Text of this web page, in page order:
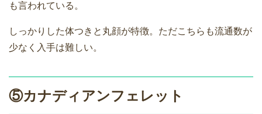
も言われている。
しっかりした体つきと丸顔が特徴。ただこちらも流通数が
少なく入手は難しい。
⑤カナディアンフェレット